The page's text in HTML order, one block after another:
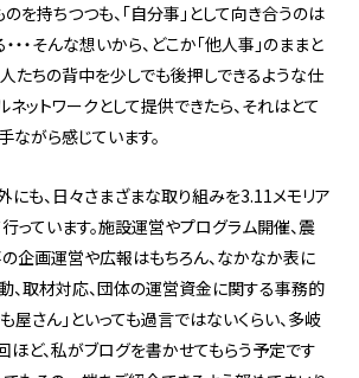
を持ちつつも、「自分事」として向き合うのは
・・そんな想いから、どこか「他人事」のままと
人たちの背中を少しでも後押しできるような仕
ットワークとして提供できたら、それはとて
ながら感じています。
にも、日々さまざまな取り組みを3.11メモリア
っています。施設運営やプログラム開催、震
企画運営や広報はもちろん、なかなか表に
、取材対応、団体の運営資金に関する事務的
屋さん」といっても過言ではないくらい、多岐
ほど、私がブログを書かせてもらう予定です